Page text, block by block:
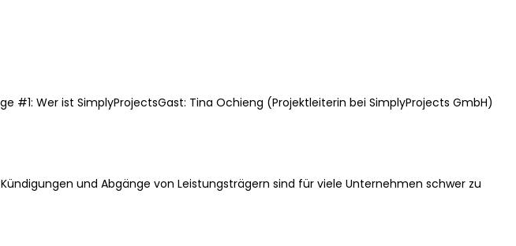
#1: Wer ist SimplyProjectsGast: Tina Ochieng (Projektleiterin bei SimplyProjects GmbH)
und Abgänge von Leistungsträgern sind für viele Unternehmen schwer zu